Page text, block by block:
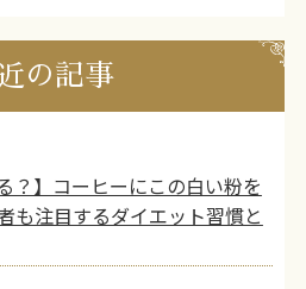
の記事
？】コーヒーにこの白い粉を
も注目するダイエット習慣と